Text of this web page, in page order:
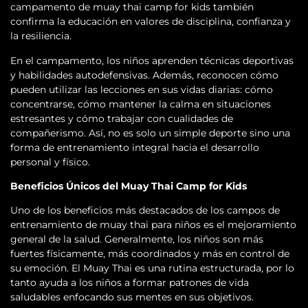
campamento de muay thai camp for kids también
confirma la educación en valores de disciplina, confianza y
la resiliencia.
En el campamento, los niños aprenden técnicas deportivas
y habilidades autodefensivas. Además, reconocen cómo
pueden utilizar las lecciones en sus vidas diarias: cómo
concentrarse, cómo mantener la calma en situaciones
estresantes y cómo trabajar con cualidades de
compañerismo. Así, no es solo un simple deporte sino una
forma de entrenamiento integral hacia el desarrollo
personal y físico.
Beneficios Únicos del Muay Thai Camp for Kids
Uno de los beneficios más destacados de los campos de
entrenamiento de muay thai para niños es el mejoramiento
general de la salud. Generalmente, los niños son más
fuertes físicamente, más coordinados y más en control de
su emoción. El Muay Thai es una rutina estructurada, por lo
tanto ayuda a los niños a formar patrones de vida
saludables enfocando sus mentes en sus objetivos.